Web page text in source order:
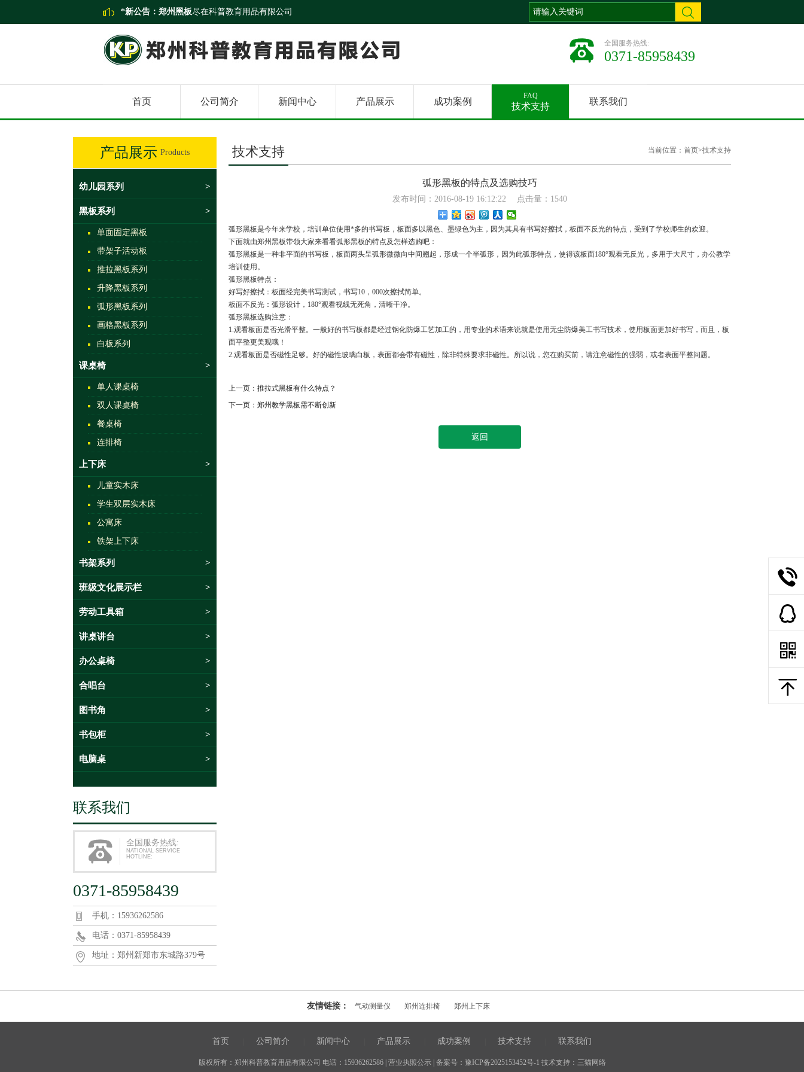
*新公告： 郑州黑板尽在科普教育用品有限公司
全国服务热线:
0371-85958439
首页 公司简介 新闻中心 产品展示 成功案例
FAQ
技术支持 联系我们
产品展示 Products
>
幼儿园系列
>
黑板系列
单面固定黑板
带架子活动板
推拉黑板系列
升降黑板系列
弧形黑板系列
画格黑板系列
白板系列
>
课桌椅
单人课桌椅
双人课桌椅
餐桌椅
连排椅
>
上下床
儿童实木床
学生双层实木床
公寓床
铁架上下床
>
书架系列
>
班级文化展示栏
>
劳动工具箱
>
讲桌讲台
>
办公桌椅
>
合唱台
>
图书角
>
书包柜
>
电脑桌
联系我们
全国服务热线:
NATIONAL SERVICE
HOTLINE:
0371-85958439
手机：15936262586
电话：0371-85958439
地址：郑州新郑市东城路379号
技术支持 当前位置： 首页>技术支持
弧形黑板的特点及选购技巧
发布时间：2016-08-19 16:12:22 点击量：1540
弧形黑板是今年来学校，培训单位使用*多的书写板，板面多以黑色、墨绿色为主，因为其具有书写好擦拭，板面不反光的特点，受到了学校师生的欢迎。
下面就由郑州黑板带领大家来看看弧形黑板的特点及怎样选购吧：
弧形黑板是一种非平面的书写板，板面两头呈弧形微微向中间翘起，形成一个半弧形，因为此弧形特点，使得该板面180°观看无反光，多用于大尺寸，办公教学
培训使用。
弧形黑板特点：
好写好擦拭：板面经完美书写测试，书写10，000次擦拭简单。
板面不反光：弧形设计，180°观看视线无死角，清晰干净。
弧形黑板选购注意：
1.观看板面是否光滑平整。一般好的书写板都是经过钢化防爆工艺加工的，用专业的术语来说就是使用无尘防爆美工书写技术，使用板面更加好书写，而且，板
面平整更美观哦！
2.观看板面是否磁性足够。好的磁性玻璃白板，表面都会带有磁性，除非特殊要求非磁性。所以说，您在购买前，请注意磁性的强弱，或者表面平整问题。
上一页： 推拉式黑板有什么特点？
下一页： 郑州教学黑板需不断创新
返回
友情链接： 气动测量仪 郑州连排椅 郑州上下床
首页 公司简介 新闻中心 产品展示 成功案例 技术支持 联系我们
版权所有：郑州科普教育用品有限公司 电话：15936262586 | 营业执照公示| 备案号： 豫ICP备2025153452号-1 技术支持： 三猫网络